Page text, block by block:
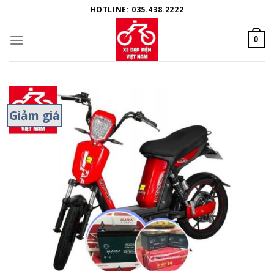
content
HOTLINE: 035.438.2222
0
Giảm giá